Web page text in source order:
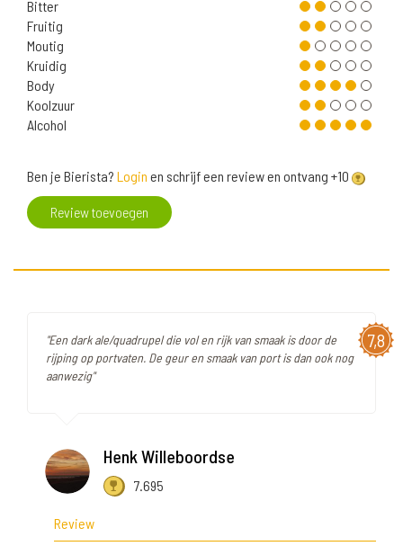
Bitter
Fruitig
Moutig
Kruidig
Body
Koolzuur
Alcohol
Ben je Bierista? Login en schrijf een review en ontvang +10
Review toevoegen
7,8
"Een dark ale/quadrupel die vol en rijk van smaak is door de
rijping op portvaten. De geur en smaak van port is dan ook nog
aanwezig"
Henk Willeboordse
7.695
Review